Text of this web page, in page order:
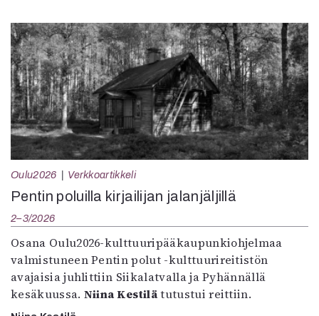
Oulu2026 Verkkoartikkeli
Pentin poluilla kirjailijan jalanjäljillä
2–3/2026
Osana Oulu2026-kulttuuripääkaupunkiohjelmaa
valmistuneen Pentin polut -kulttuurireitistön
avajaisia juhlittiin Siikalatvalla ja Pyhännällä
kesäkuussa. Niina Kestilätutustui reittiin.